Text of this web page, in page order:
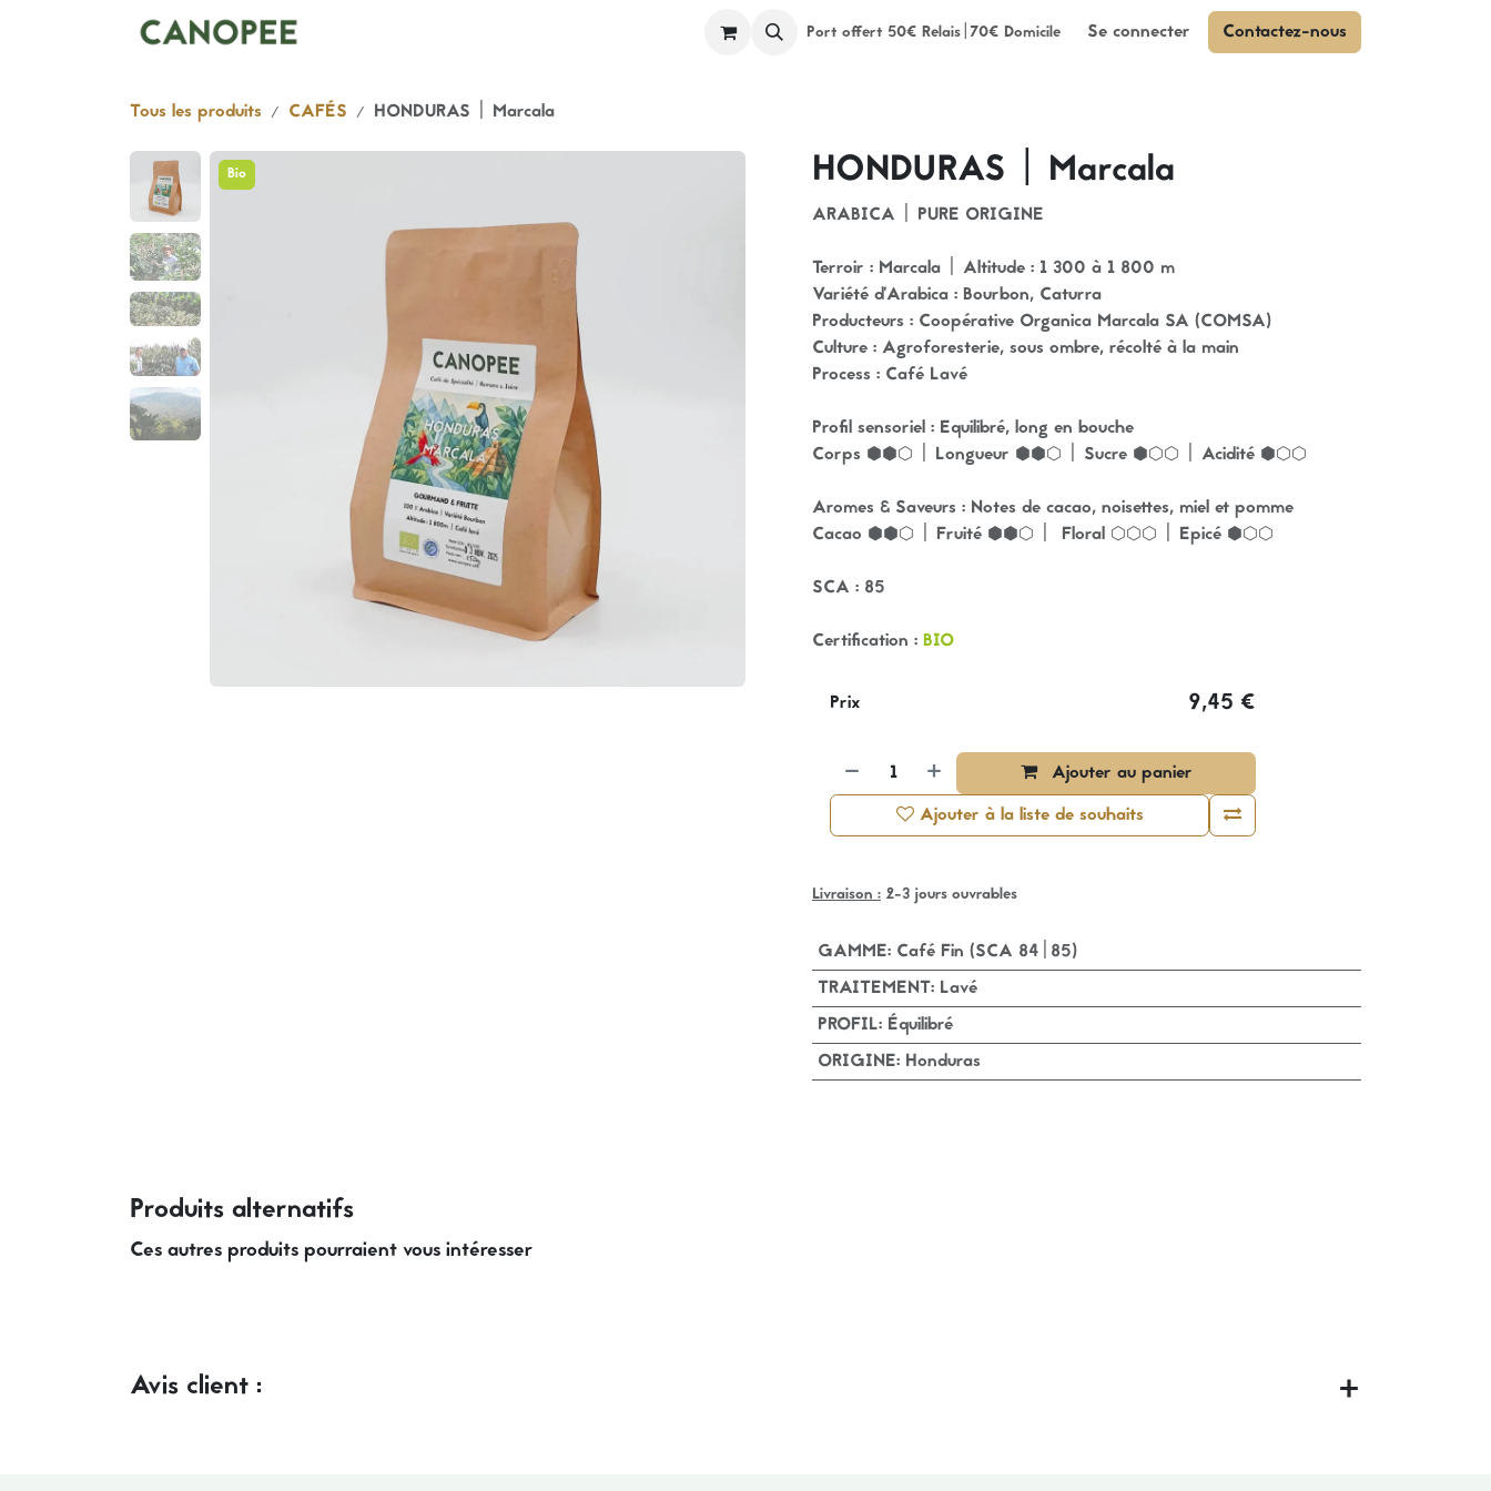
Se rendre au contenu
Espace Pros A proposPort offert 50€ Relais|70€ Domicile Se connecter Contactez-nous
Tous les produits CAFÉS HONDURAS | Marcala
Bio
Bio HONDURAS | Marcala
ARABICA | PURE ORIGINE
Terroir : Marcala | Altitude : 1 300 à 1 800 m
Variété d'Arabica : Bourbon, Caturra
Producteurs : Coopérative Organica Marcala SA (COMSA)
Culture : Agroforesterie, sous ombre, récolté à la main
Process : Café Lavé
Profil sensoriel : Equilibré, long en bouche
Corps ⬢⬢⬡ | Longueur ⬢⬢⬡ | Sucre ⬢⬡⬡ | Acidité ⬢⬡⬡
Aromes & Saveurs : Notes de cacao, noisettes, miel et pomme
Cacao ⬢⬢⬡ | Fruité ⬢⬢⬡ | Floral ⬡⬡⬡ | Epicé ⬢⬡⬡
SCA : 85
Certification : BIO
Ajouter au panier
Ajouter à la liste de souhaits
Prix 9,45 €
Livraison : 2-3 jours ouvrables
GAMME: Café Fin (SCA 84|85)
TRAITEMENT: Lavé
PROFIL: Équilibré
ORIGINE: Honduras
Produits alternatifs
Ces autres produits pourraient vous intéresser
Avis client :